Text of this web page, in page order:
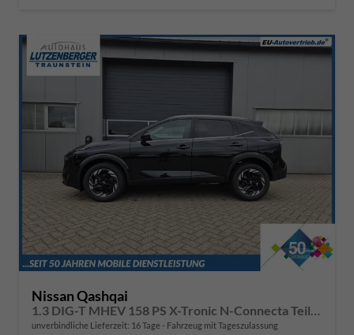
Nissan Qashqai
unverbindliche Lieferzeit: 16 Tage Fahrzeug mit Tageszulassung